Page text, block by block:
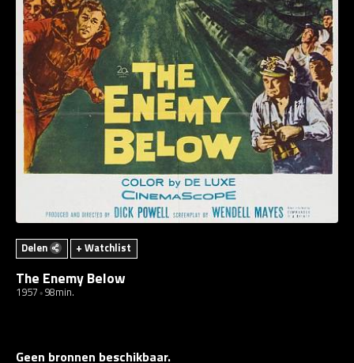
Delen + Watchlist
The Enemy Below
1957 98min.
Geen bronnen beschikbaar.